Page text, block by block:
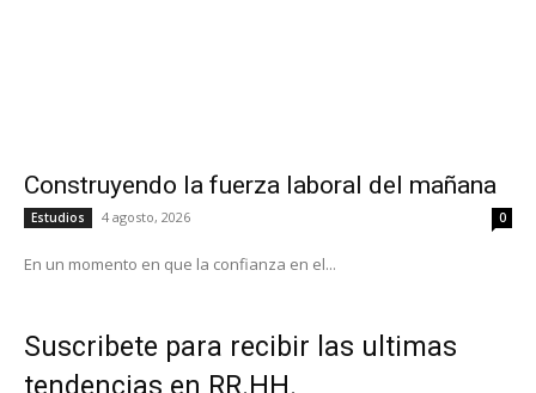
Construyendo la fuerza laboral del mañana
Estudios 4 agosto, 2026 0
En un momento en que la confianza en el...
Suscribete para recibir las ultimas
tendencias en RR.HH.